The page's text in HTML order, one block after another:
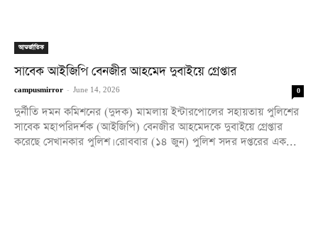
আন্তর্জাতিক
সাবেক আইজিপি বেনজীর আহমেদ দুবাইয়ে গ্রেপ্তার
campusmirror - June 14, 2026 0
দুর্নীতি দমন কমিশনের (দুদক) মামলায় ইন্টারপোলের সহায়তায় পুলিশের
সাবেক মহাপরিদর্শক (আইজিপি) বেনজীর আহমেদকে দুবাইয়ে গ্রেপ্তার
করেছে সেখানকার পুলিশ। রোববার (১৪ জুন) পুলিশ সদর দপ্তরের এক...